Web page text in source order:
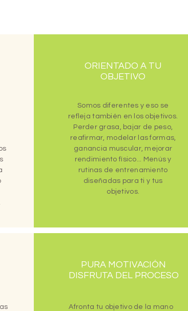
ORIENTADO A TU
OBJETIVO
Somos diferentes y eso se
refleja también en los objetivos.
Perder grasa, bajar de peso,
reafirmar, modelar las formas,
ganancia muscular, mejorar
rendimiento físico... Menús y
rutinas de entrenamiento
diseñadas para ti y tus
objetivos.
PURA MOTIVACIÓN
DISFRUTA DEL PROCESO
Afronta tu objetivo de la mano